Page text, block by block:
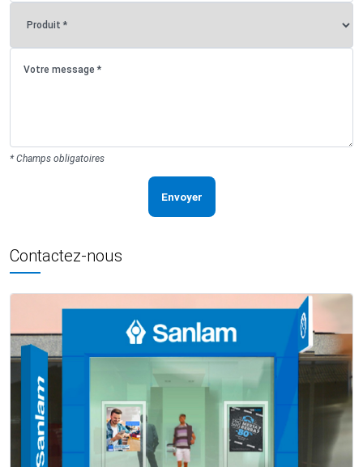
* Champs obligatoires
Envoyer
Contactez-nous